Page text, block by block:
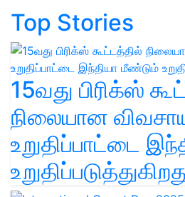
Top Stories
15வது பிரிக்ஸ்
நிலையான
உறுதிப்பாட்டை